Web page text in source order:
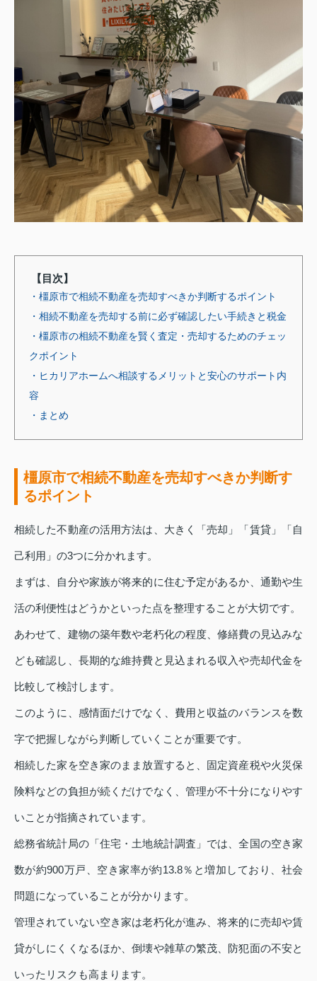
【目次】
・橿原市で相続不動産を売却すべきか判断するポイント
・相続不動産を売却する前に必ず確認したい手続きと税金
・橿原市の相続不動産を賢く査定・売却するためのチェッ
クポイント
・ヒカリアホームへ相談するメリットと安心のサポート内
容
・まとめ
橿原市で相続不動産を売却すべきか判断す
るポイント
相続した不動産の活用方法は、大きく「売却」「賃貸」「自
己利用」の3つに分かれます。
まずは、自分や家族が将来的に住む予定があるか、通勤や生
活の利便性はどうかといった点を整理することが大切です。
あわせて、建物の築年数や老朽化の程度、修繕費の見込みな
ども確認し、長期的な維持費と見込まれる収入や売却代金を
比較して検討します。
このように、感情面だけでなく、費用と収益のバランスを数
字で把握しながら判断していくことが重要です。
相続した家を空き家のまま放置すると、固定資産税や火災保
険料などの負担が続くだけでなく、管理が不十分になりやす
いことが指摘されています。
総務省統計局の「住宅・土地統計調査」では、全国の空き家
数が約900万戸、空き家率が約13.8％と増加しており、社会
問題になっていることが分かります。
管理されていない空き家は老朽化が進み、将来的に売却や賃
貸がしにくくなるほか、倒壊や雑草の繁茂、防犯面の不安と
いったリスクも高まります。